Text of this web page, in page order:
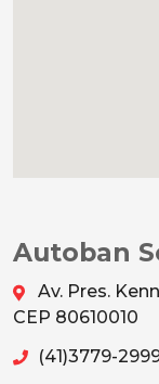
Autoban
Av. Pres.
CEP 80610010
(41)3779-